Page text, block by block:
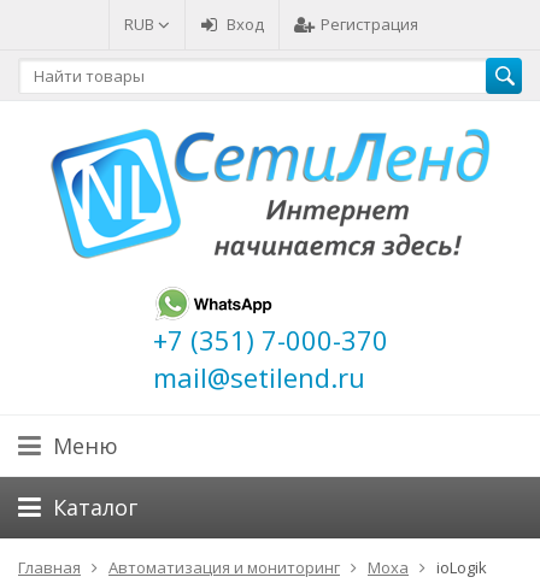
RUB Вход Регистрация
+7 (351) 7-000-370
mail@setilend.ru
Меню
Каталог
Главная Автоматизация и мониторинг Moxa ioLogik